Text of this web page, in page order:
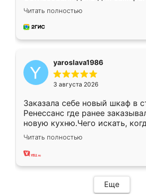
недели кухня была уже
довольны работой. Спасибо
мебель за качественную
Читать полностью
yaroslava1986
3 августа 2026
Заказала себе новый шкаф в
Ренессанс где ранее
новую кухню.Чего искать,
вполне довольна. Служит
два года, нареканий нет.
Читать полностью
Еще